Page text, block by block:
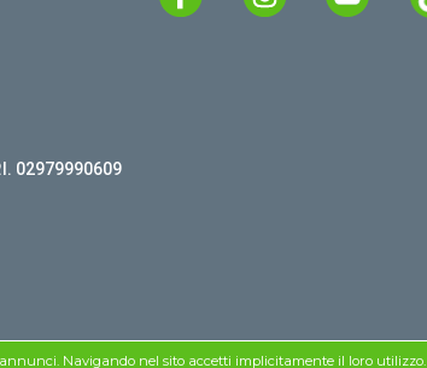
02979990609
Navigando nel sito accetti implicitamente il loro utilizzo.